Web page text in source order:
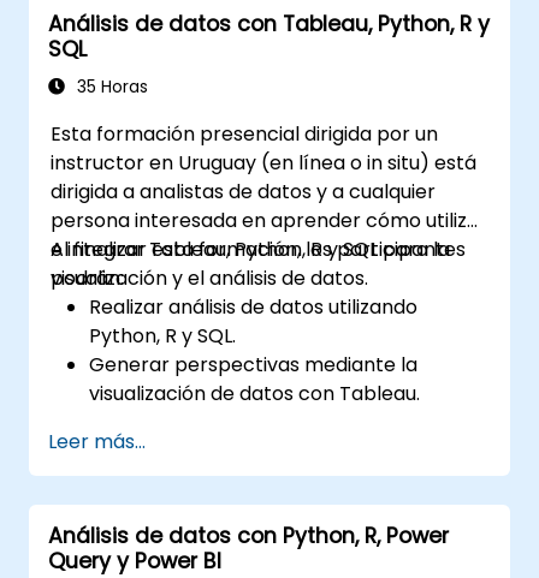
Aplicar herramientas estadísticas
basada en datos y el análisis de procesos.
Sigma de manera efectiva.
Análisis de datos con Tableau, Python, R y
SQL
35 Horas
Esta formación presencial dirigida por un
instructor en Uruguay (en línea o in situ) está
dirigida a analistas de datos y a cualquier
persona interesada en aprender cómo utilizar
e integrar Tableau, Python, R y SQL para la
visualización y el análisis de datos.
Al finalizar esta formación, los participantes
podrán:
Realizar análisis de datos utilizando
Python, R y SQL.
Generar perspectivas mediante la
visualización de datos con Tableau.
en datos.
Leer más...
Análisis de datos con Python, R, Power
Query y Power BI